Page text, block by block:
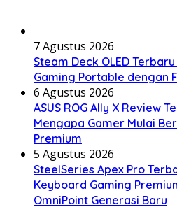
7 Agustus 2026
Steam Deck OLED
Gaming Portable dengan
6 Agustus 2026
ASUS ROG Ally X Review
Mengapa Gamer Mulai
Premium
5 Agustus 2026
SteelSeries Apex Pro
Keyboard Gaming
OmniPoint Generasi Baru